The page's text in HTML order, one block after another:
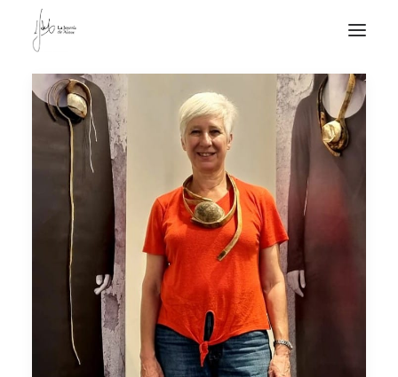
NOTICIAS DE JOYERÍA CONTEMPORÁNEA
NOVEDADES
DE VISITA
APUNTES
QUIÉN SOY